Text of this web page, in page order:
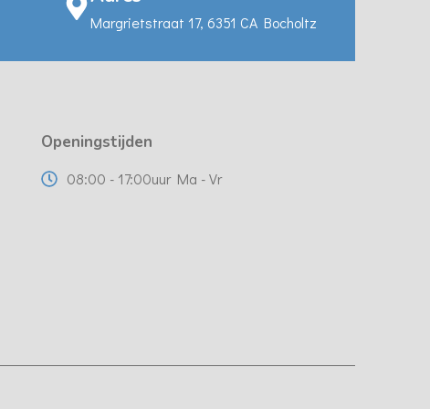
Margrietstraat 17, 6351 CA Bocholtz
Openingstijden
08:00 - 17:00uur Ma - Vr